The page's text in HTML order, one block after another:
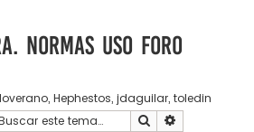
NORMAS USO FORO
, Hephestos, jdaguilar, toledin
Buscar